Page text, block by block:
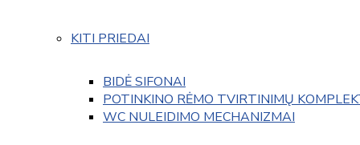
KITI PRIEDAI
BIDĖ SIFONAI
POTINKINO RĖMO TVIRTINIMŲ
WC NULEIDIMO MECHANIZMAI